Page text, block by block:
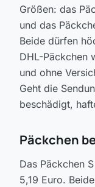
Größen: das
und das
Beide dürfen
DHL-Päckchen
und ohne
Geht die
beschädigt,
Päckchen
Das Päckchen
5,19 Euro.